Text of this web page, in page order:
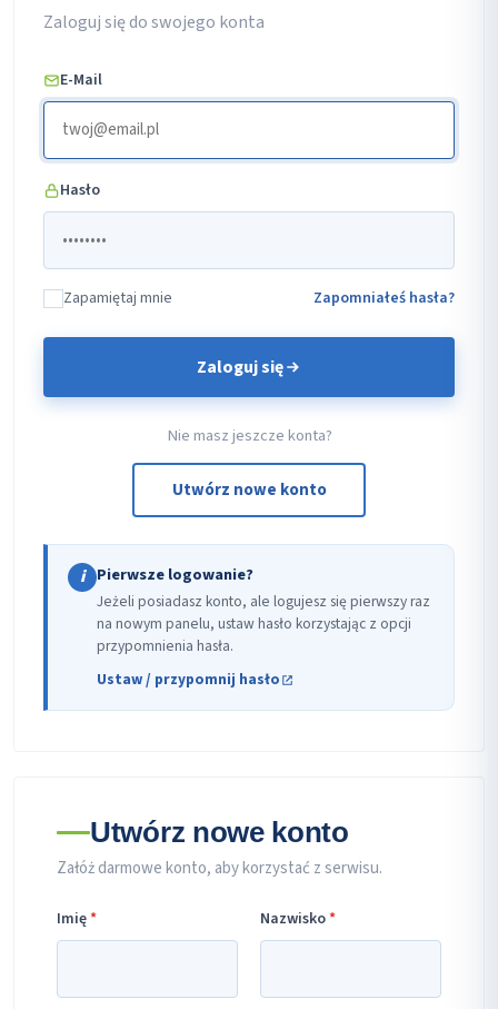
Zaloguj się do swojego konta
E-Mail
Hasło
Zapamiętaj mnie Zapomniałeś hasła?
Zaloguj się
Nie masz jeszcze konta?
Utwórz nowe konto
i Pierwsze logowanie?
Jeżeli posiadasz konto, ale logujesz się pierwszy raz
na nowym panelu, ustaw hasło korzystając z opcji
przypomnienia hasła.
Ustaw / przypomnij hasło
Utwórz nowe konto
Załóż darmowe konto, aby korzystać z serwisu.
Imię* Nazwisko*